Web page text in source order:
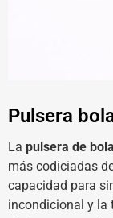
Pulsera
La pulsera de
más codiciadas
capacidad para
incondicional y la